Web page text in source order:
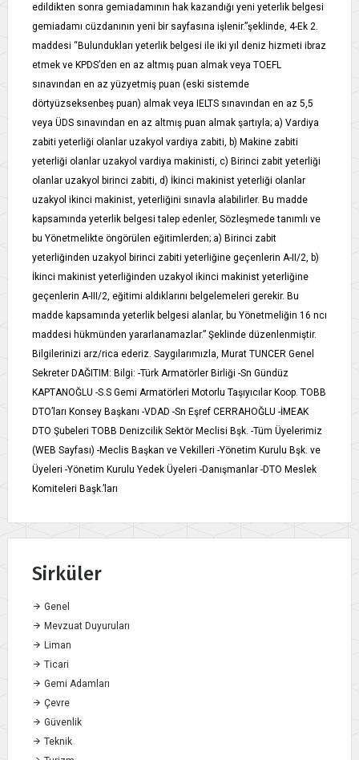
edildikten sonra gemiadamının hak kazandığı yeni yeterlik belgesi
gemiadamı cüzdanının yeni bir sayfasına işlenir.”şeklinde, 4-Ek 2.
maddesi “Bulundukları yeterlik belgesi ile iki yıl deniz hizmeti ibraz
etmek ve KPDS’den en az altmış puan almak veya TOEFL
sınavından en az yüzyetmiş puan (eski sistemde
dörtyüzseksenbeş puan) almak veya IELTS sınavından en az 5,5
veya ÜDS sınavından en az altmış puan almak şartıyla; a) Vardiya
zabiti yeterliği olanlar uzakyol vardiya zabiti, b) Makine zabiti
yeterliği olanlar uzakyol vardiya makinisti, c) Birinci zabit yeterliği
olanlar uzakyol birinci zabiti, d) İkinci makinist yeterliği olanlar
uzakyol ikinci makinist, yeterliğini sınavla alabilirler. Bu madde
kapsamında yeterlik belgesi talep edenler, Sözleşmede tanımlı ve
bu Yönetmelikte öngörülen eğitimlerden; a) Birinci zabit
yeterliğinden uzakyol birinci zabiti yeterliğine geçenlerin A-II/2, b)
İkinci makinist yeterliğinden uzakyol ikinci makinist yeterliğine
geçenlerin A-III/2, eğitimi aldıklarını belgelemeleri gerekir. Bu
madde kapsamında yeterlik belgesi alanlar, bu Yönetmeliğin 16 ncı
maddesi hükmünden yararlanamazlar.” Şeklinde düzenlenmiştir.
Bilgilerinizi arz/rica ederiz. Saygılarımızla, Murat TUNCER Genel
Sekreter DAĞITIM: Bilgi: -Türk Armatörler Birliği -Sn Gündüz
KAPTANOĞLU -S.S Gemi Armatörleri Motorlu Taşıyıcılar Koop. TOBB
DTO’ları Konsey Başkanı -VDAD -Sn Eşref CERRAHOĞLU -İMEAK
DTO Şubeleri TOBB Denizcilik Sektör Meclisi Bşk. -Tüm Üyelerimiz
(WEB Sayfası) -Meclis Başkan ve Vekilleri -Yönetim Kurulu Bşk. ve
Üyeleri -Yönetim Kurulu Yedek Üyeleri -Danışmanlar -DTO Meslek
Komiteleri Başk.’ları
Sirküler
Genel
Mevzuat Duyuruları
Liman
Ticari
Gemi Adamları
Çevre
Güvenlik
Teknik